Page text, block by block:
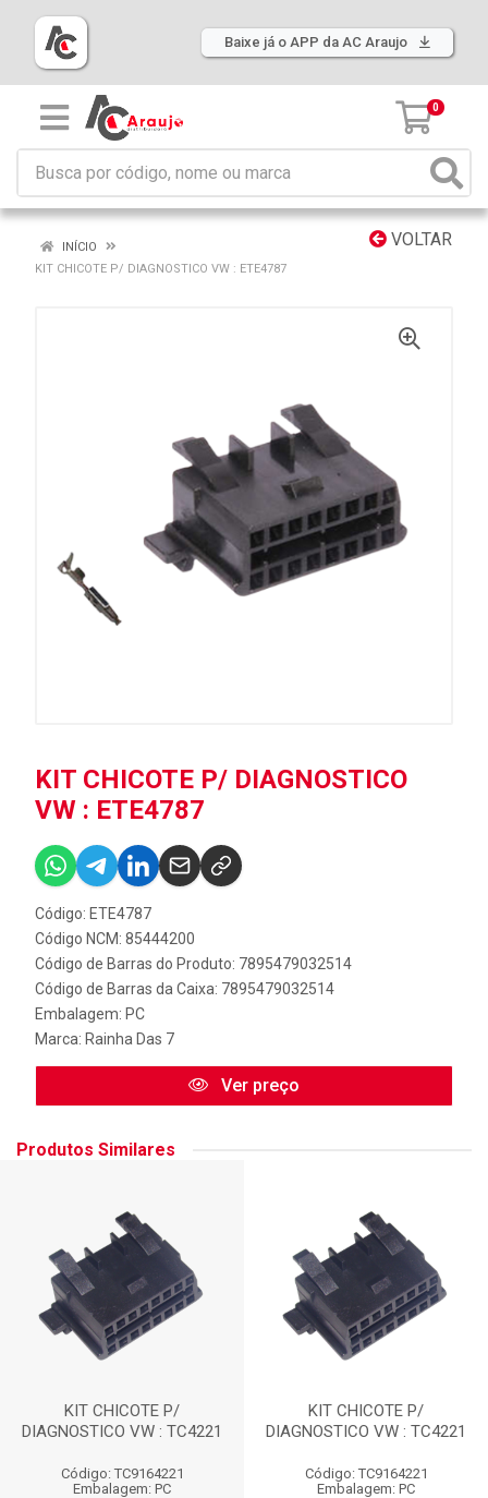
Baixe já o APP da AC Araujo
0
VOLTAR
INÍCIO
KIT CHICOTE P/ DIAGNOSTICO VW : ETE4787
KIT CHICOTE P/ DIAGNOSTICO
VW : ETE4787
Código: ETE4787
Código NCM: 85444200
Código de Barras do Produto: 7895479032514
Código de Barras da Caixa: 7895479032514
Embalagem: PC
Marca: Rainha Das 7
Ver preço
Produtos Similares
KIT CHICOTE P/
DIAGNOSTICO VW : TC4221
Código: TC9164221
Embalagem: PC
KIT CHICOTE P/
DIAGNOSTICO VW : TC4221
Código: TC9164221
Embalagem: PC